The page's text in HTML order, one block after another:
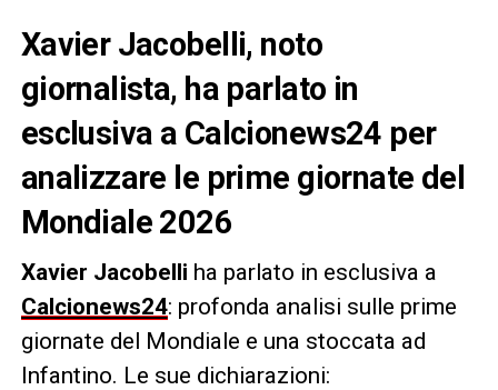
Xavier Jacobelli, noto
giornalista, ha parlato in
esclusiva a Calcionews24 per
analizzare le prime giornate del
Mondiale 2026
Xavier Jacobelli ha parlato in esclusiva a
Calcionews24: profonda analisi sulle prime
giornate del Mondiale e una stoccata ad
Infantino. Le sue dichiarazioni: